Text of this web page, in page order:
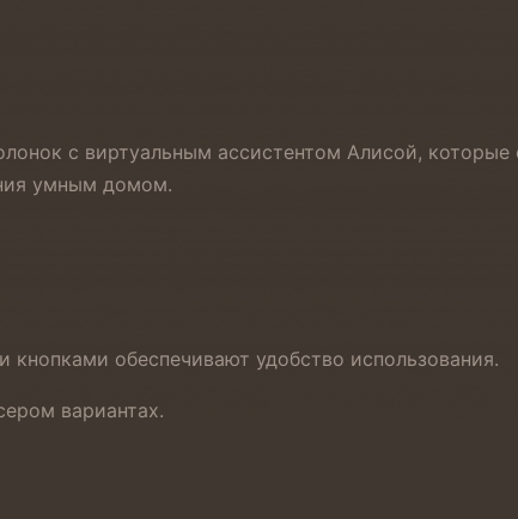
с виртуальным ассистентом Алисой, которые
умным домом.
обеспечивают удобство использования.
вариантах.